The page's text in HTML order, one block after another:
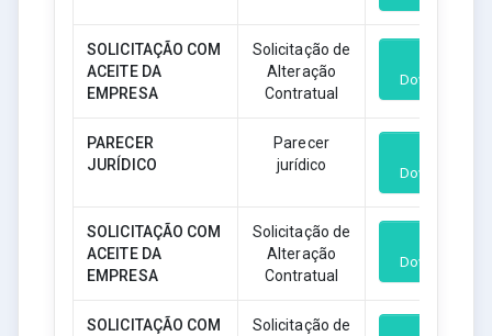
SOLICITAÇÃO COM
ACEITE DA
EMPRESA
Solicitação de
Alteração
Contratual
Download
PARECER
JURÍDICO
Parecer
jurídico
Download
SOLICITAÇÃO COM
ACEITE DA
EMPRESA
Solicitação de
Alteração
Contratual
Download
SOLICITAÇÃO COM
Solicitação de